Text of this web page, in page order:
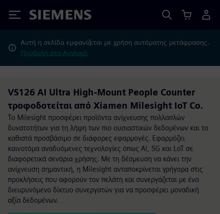
Siemens
Αυτή η σελίδα εμφανίζεται με χρήση αυτόματης μετάφρασης.
Προβολή στα Αγγλικά;
VS126 AI Ultra High-Mount People Counter
τροφοδοτείται από Xiamen Milesight IoT Co.
Το Milesight προσφέρει προϊόντα ανίχνευσης πολλαπλών
δυνατοτήτων για τη λήψη των πιο ουσιαστικών δεδομένων και το
καθιστά προσβάσιμο σε διάφορες εφαρμογές. Εφαρμόζει
καινοτόμα αναδυόμενες τεχνολογίες όπως Al, 5G και LoT σε
διαφορετικά σενάρια χρήσης. Με τη δέσμευση να κάνει την
ανίχνευση σημαντική, η Milesight ανταποκρίνεται γρήγορα στις
προκλήσεις που αφορούν τον πελάτη και συνεργάζεται με ένα
διευρυνόμενο δίκτυο συνεργατών για να προσφέρει μοναδική
αξία δεδομένων.